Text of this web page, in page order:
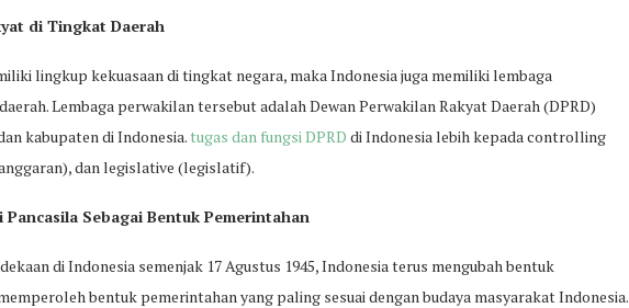
di Tingkat Daerah
lingkup kekuasaan di tingkat negara, maka Indonesia juga memiliki lembaga
Lembaga perwakilan tersebut adalah Dewan Perwakilan Rakyat Daerah (DPRD)
kabupaten di Indonesia.tugas dan fungsi DPRD di Indonesia lebih kepada controlling
dan legislative (legislatif).
Pancasila Sebagai Bentuk Pemerintahan
di Indonesia semenjak 17 Agustus 1945, Indonesia terus mengubah bentuk
bentuk pemerintahan yang paling sesuai dengan budaya masyarakat Indonesia.